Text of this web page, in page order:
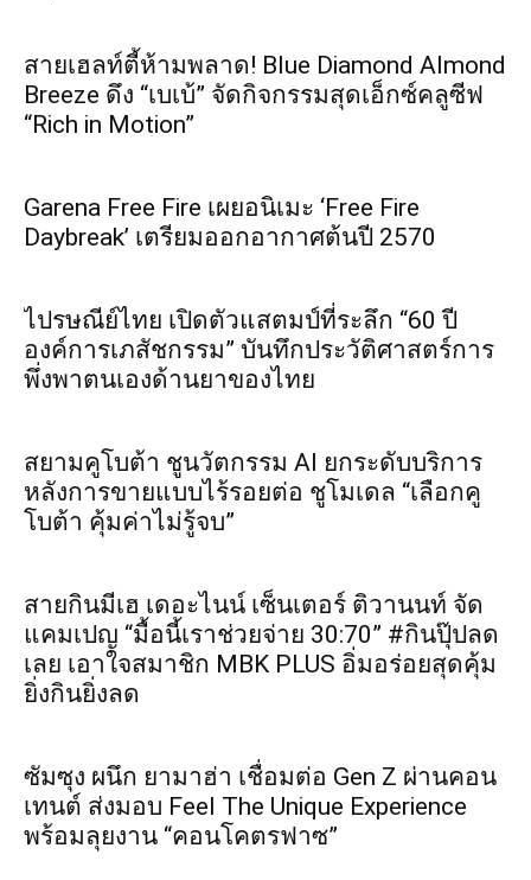
สายเฮลท์ตี้ห้ามพลาด! Blue Diamond Almond
Breeze ดึง “เบเบ้” จัดกิจกรรมสุดเอ็กซ์คลูซีฟ
“Rich in Motion”
Garena Free Fire เผยอนิเมะ ‘Free Fire
Daybreak’ เตรียมออกอากาศต้นปี 2570
ไปรษณีย์ไทย เปิดตัวแสตมป์ที่ระลึก “60 ปี
องค์การเภสัชกรรม” บันทึกประวัติศาสตร์การ
พึ่งพาตนเองด้านยาของไทย
สยามคูโบต้า ชูนวัตกรรม AI ยกระดับบริการ
หลังการขายแบบไร้รอยต่อ ชูโมเดล “เลือกคู
โบต้า คุ้มค่าไม่รู้จบ”
สายกินมีเฮ เดอะไนน์ เซ็นเตอร์ ติวานนท์ จัด
แคมเปญ “มื้อนี้เราช่วยจ่าย 30:70” #กินปุ๊ปลด
เลย เอาใจสมาชิก MBK PLUS อิ่มอร่อยสุดคุ้ม
ยิ่งกินยิ่งลด
ซัมซุง ผนึก ยามาฮ่า เชื่อมต่อ Gen Z ผ่านคอน
เทนต์ ส่งมอบ Feel The Unique Experience
พร้อมลุยงาน “คอนโคตรฟาซ”